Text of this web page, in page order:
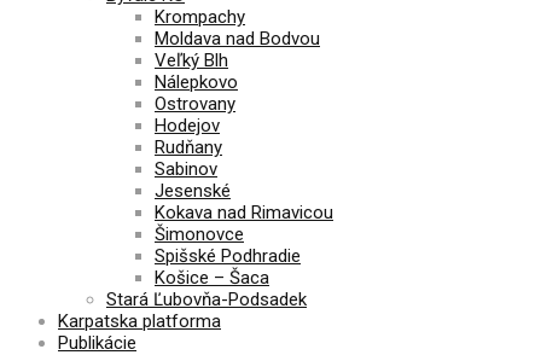
Krompachy
Moldava nad Bodvou
Veľký Blh
Nálepkovo
Ostrovany
Hodejov
Rudňany
Sabinov
Jesenské
Kokava nad Rimavicou
Šimonovce
Spišské Podhradie
Košice – Šaca
Stará Ľubovňa-Podsadek
Karpatska platforma
Publikácie